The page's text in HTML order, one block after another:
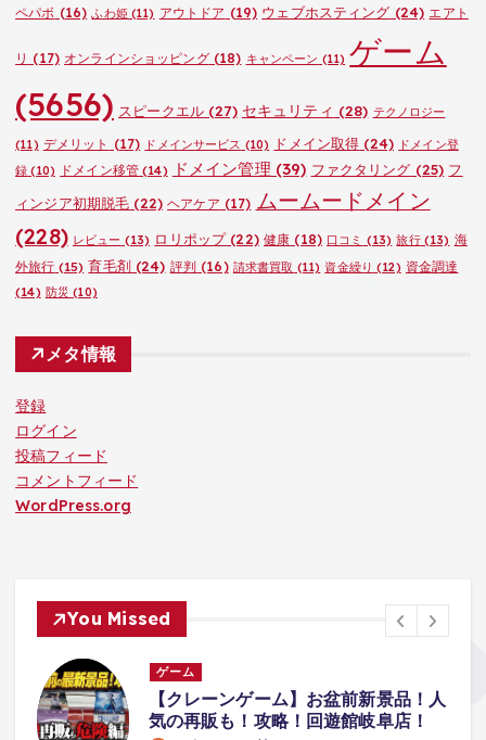
ペパボ (16) ふわ姫(11) アウトドア (19) ウェブホスティング (24) エアト
リ (17) オンラインショッピング(18) キャンペーン (11) ゲーム
(5656) スピークエル(27) セキュリティ (28) テクノロジー
(11) デメリット (17) ドメインサービス (10) ドメイン取得 (24) ドメイン登
録 (10) ドメイン移管(14) ドメイン管理 (39) ファクタリング (25) フ
ィンジア初期脱毛 (22) ヘアケア (17) ムームードメイン
(228) レビュー (13) ロリポップ(22) 健康 (18) 口コミ (13) 旅行(13) 海
外旅行 (15) 育毛剤(24) 評判 (16) 請求書買取 (11) 資金繰り (12) 資金調達
(14) 防災 (10)
メタ情報
登録
ログイン
投稿フィード
コメントフィード
WordPress.org
You Missed
ゲーム
【クレーンゲーム】お盆前新景品！人
気の再販も！攻略！回遊館岐阜店！